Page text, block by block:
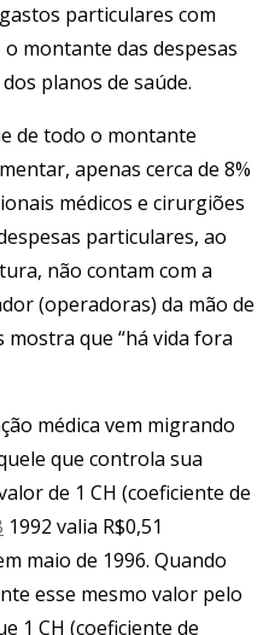
particulares com
montante das despesas
planos de saúde.
de todo o montante
apenas cerca de 8%
médicos e cirurgiões
particulares, ao
não contam com a
(operadoras) da mão de
mostra que “há vida fora
médica vem migrando
que controla sua
de 1 CH (coeficiente de
1992 valia R$0,51
maio de 1996. Quando
esse mesmo valor pelo
1 CH (coeficiente de